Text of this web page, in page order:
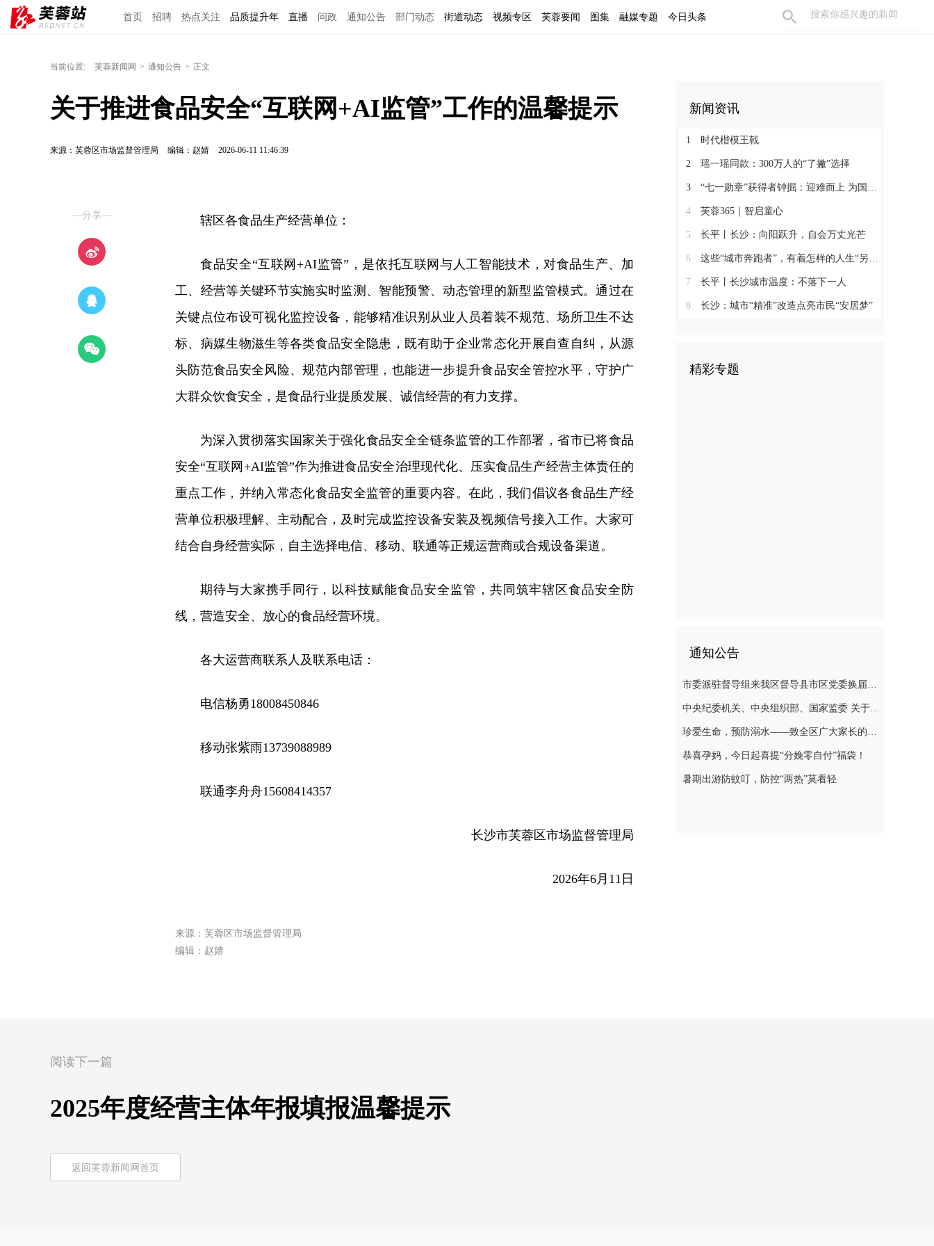
首页 招聘 热点关注 品质提升年 直播 问政 通知公告 部门动态 街道动态 视频专区 芙蓉要闻 图集 融媒专题 今日头条
当前位置: 芙蓉新闻网 > 通知公告 > 正文
关于推进食品安全“互联网+AI监管”工作的温馨提示
来源：芙蓉区市场监督管理局 编辑：赵婧 2026-06-11 11:46:39
—分享— 辖区各食品生产经营单位：
食品安全“互联网+AI监管”，是依托互联网与人工智能技术，对食品生产、加
工、经营等关键环节实施实时监测、智能预警、动态管理的新型监管模式。通过在
关键点位布设可视化监控设备，能够精准识别从业人员着装不规范、场所卫生不达
标、病媒生物滋生等各类食品安全隐患，既有助于企业常态化开展自查自纠，从源
头防范食品安全风险、规范内部管理，也能进一步提升食品安全管控水平，守护广
大群众饮食安全，是食品行业提质发展、诚信经营的有力支撑。
为深入贯彻落实国家关于强化食品安全全链条监管的工作部署，省市已将食品
安全“互联网+AI监管”作为推进食品安全治理现代化、压实食品生产经营主体责任的
重点工作，并纳入常态化食品安全监管的重要内容。在此，我们倡议各食品生产经
营单位积极理解、主动配合，及时完成监控设备安装及视频信号接入工作。大家可
结合自身经营实际，自主选择电信、移动、联通等正规运营商或合规设备渠道。
期待与大家携手同行，以科技赋能食品安全监管，共同筑牢辖区食品安全防
线，营造安全、放心的食品经营环境。
各大运营商联系人及联系电话：
电信杨勇18008450846
移动张紫雨13739088989
联通李舟舟15608414357
长沙市芙蓉区市场监督管理局
2026年6月11日
来源：芙蓉区市场监督管理局
编辑：赵婧
新闻资讯
1 时代楷模王戟
2 瑶一瑶同款：300万人的“了撇”选择
3 “七一勋章”获得者钟掘：迎难而上 为国攻坚
4 芙蓉365｜智启童心
5 长平丨长沙：向阳跃升，自会万丈光芒
6 这些“城市奔跑者”，有着怎样的人生“另一面”？
7 长平丨长沙城市温度：不落下一人
8 长沙：城市“精准”改造点亮市民“安居梦”
精彩专题
通知公告
市委派驻督导组来我区督导县市区党委换届选举风气
中央纪委机关、中央组织部、国家监委 关于换届纪律的“十个严禁”要求
珍爱生命，预防溺水——致全区广大家长的一封信
恭喜孕妈，今日起喜提“分娩零自付”福袋！
暑期出游防蚊叮，防控“两热”莫看轻
阅读下一篇
2025年度经营主体年报填报温馨提示
返回芙蓉新闻网首页